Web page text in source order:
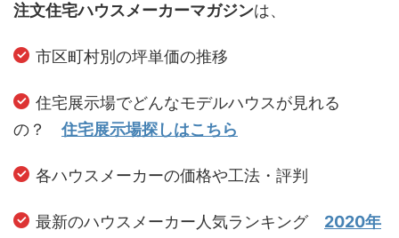
注文住宅ハウスメーカーマガジンは、
市区町村別の坪単価の推移
住宅展示場でどんなモデルハウスが見れる
の？ 住宅展示場探しはこちら
各ハウスメーカーの価格や工法・評判
最新のハウスメーカー人気ランキング 2020年